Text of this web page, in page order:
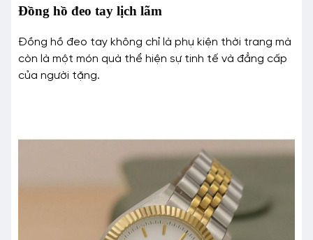
Đồng hồ đeo tay lịch lãm
Đồng hồ đeo tay không chỉ là phụ kiện thời trang mà
còn là một món quà thể hiện sự tinh tế và đẳng cấp
của người tặng.